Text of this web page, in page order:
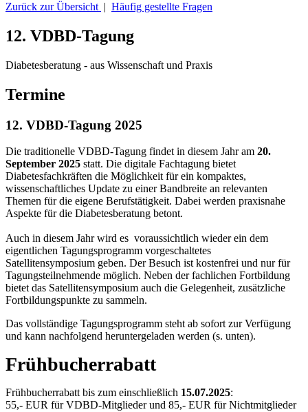
Zurück zur Übersicht | Häufig gestellte Fragen
12. VDBD-Tagung
Diabetesberatung - aus Wissenschaft und Praxis
Termine
12. VDBD-Tagung 2025
Die traditionelle VDBD-Tagung findet in diesem Jahr am 20.
September 2025 statt. Die digitale Fachtagung bietet
Diabetesfachkräften die Möglichkeit für ein kompaktes,
wissenschaftliches Update zu einer Bandbreite an relevanten
Themen für die eigene Berufstätigkeit. Dabei werden praxisnahe
Aspekte für die Diabetesberatung betont.
Auch in diesem Jahr wird es voraussichtlich wieder ein dem
eigentlichen Tagungsprogramm vorgeschaltetes
Satellitensymposium geben. Der Besuch ist kostenfrei und nur für
Tagungsteilnehmende möglich. Neben der fachlichen Fortbildung
bietet das Satellitensymposium auch die Gelegenheit, zusätzliche
Fortbildungspunkte zu sammeln.
Das vollständige Tagungsprogramm steht ab sofort zur Verfügung
und kann nachfolgend heruntergeladen werden (s. unten).
Frühbucherrabatt
Frühbucherrabatt bis zum einschließlich 15.07.2025:
55,- EUR für VDBD-Mitglieder und 85,- EUR für Nichtmitglieder